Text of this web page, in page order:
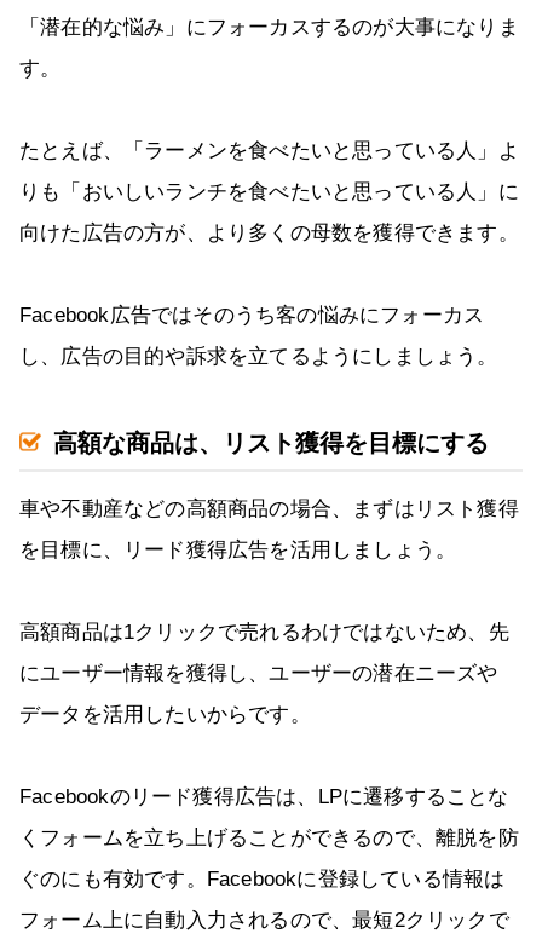
「潜在的な悩み」にフォーカスするのが大事になりま
す。
たとえば、「ラーメンを食べたいと思っている人」よ
りも「おいしいランチを食べたいと思っている人」に
向けた広告の方が、より多くの母数を獲得できます。
Facebook広告ではそのうち客の悩みにフォーカス
し、広告の目的や訴求を立てるようにしましょう。
高額な商品は、リスト獲得を目標にする
車や不動産などの高額商品の場合、まずはリスト獲得
を目標に、リード獲得広告を活用しましょう。
高額商品は1クリックで売れるわけではないため、先
にユーザー情報を獲得し、ユーザーの潜在ニーズや
データを活用したいからです。
Facebookのリード獲得広告は、LPに遷移することな
くフォームを立ち上げることができるので、離脱を防
ぐのにも有効です。Facebookに登録している情報は
フォーム上に自動入力されるので、最短2クリックで